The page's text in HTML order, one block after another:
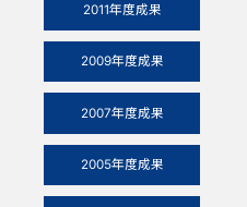
2011年度成果
2009年度成果
2007年度成果
2005年度成果